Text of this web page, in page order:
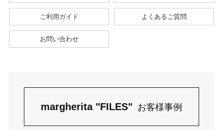
ご利用ガイド よくあるご質問
お問い合わせ
margherita "FILES" お客様事例